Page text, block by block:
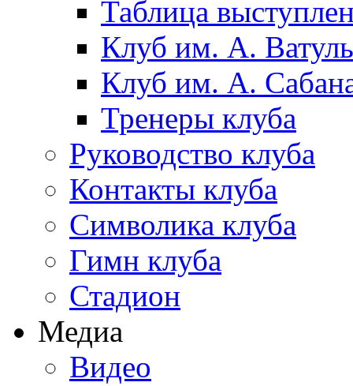
Таблица
Клуб им. А.
Клуб им. А.
Тренеры клуба
Руководство клуба
Контакты клуба
Символика клуба
Гимн клуба
Стадион
Медиа
Видео